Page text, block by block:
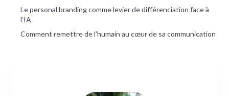
Le personal branding comme levier de différenciation face à
l’IA
Comment remettre de l’humain au cœur de sa communication